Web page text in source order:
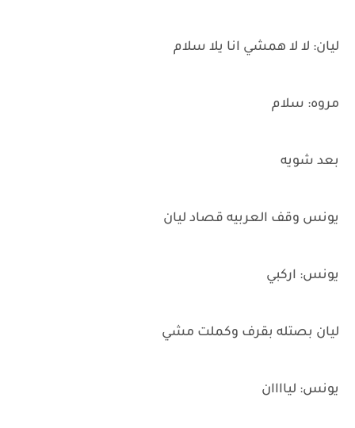
ليان: لا لا همشي انا يلا سلام
مروه: سلام
بعد شويه
يونس وقف العربيه قصاد ليان
يونس: اركبي
ليان بصتله بقرف وكملت مشي
يونس: لياااان